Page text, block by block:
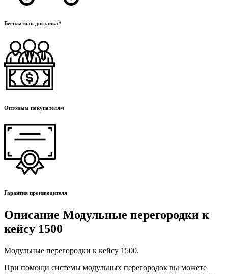
Бесплатная доставка*
Оптовым покупателям
Гарантия производителя
Описание Модульные перегородки к
кейсу 1500
Модульные перегородки к кейсу 1500.
При помощи системы модульных перегородок вы можете